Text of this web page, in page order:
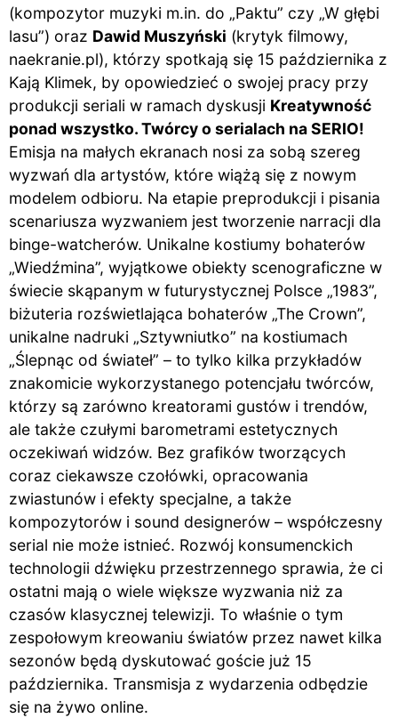
(kompozytor muzyki m.in. do „Paktu” czy „W głębi
lasu”) oraz Dawid Muszyński (krytyk filmowy,
naekranie.pl), którzy spotkają się 15 października z
Kają Klimek, by opowiedzieć o swojej pracy przy
produkcji seriali w ramach dyskusji Kreatywność
ponad wszystko. Twórcy o serialach na SERIO!
Emisja na małych ekranach nosi za sobą szereg
wyzwań dla artystów, które wiążą się z nowym
modelem odbioru. Na etapie preprodukcji i pisania
scenariusza wyzwaniem jest tworzenie narracji dla
binge-watcherów. Unikalne kostiumy bohaterów
„Wiedźmina”, wyjątkowe obiekty scenograficzne w
świecie skąpanym w futurystycznej Polsce „1983”,
biżuteria rozświetlająca bohaterów „The Crown”,
unikalne nadruki „Sztywniutko” na kostiumach
„Ślepnąc od świateł” – to tylko kilka przykładów
znakomicie wykorzystanego potencjału twórców,
którzy są zarówno kreatorami gustów i trendów,
ale także czułymi barometrami estetycznych
oczekiwań widzów. Bez grafików tworzących
coraz ciekawsze czołówki, opracowania
zwiastunów i efekty specjalne, a także
kompozytorów i sound designerów – współczesny
serial nie może istnieć. Rozwój konsumenckich
technologii dźwięku przestrzennego sprawia, że ci
ostatni mają o wiele większe wyzwania niż za
czasów klasycznej telewizji. To właśnie o tym
zespołowym kreowaniu światów przez nawet kilka
sezonów będą dyskutować goście już 15
października. Transmisja z wydarzenia odbędzie
się na żywo online.